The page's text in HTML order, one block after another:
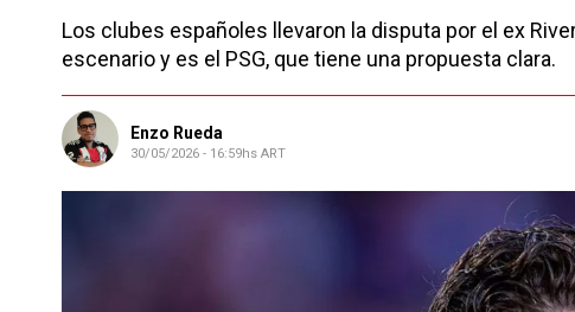
Los clubes españoles llevaron la disputa por el ex
escenario y es el PSG, que tiene una propuesta clara.
Enzo Rueda
30/05/2026 - 16:59hs ART